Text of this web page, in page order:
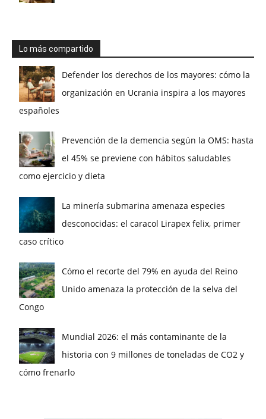
Lo más compartido
Defender los derechos de los mayores: cómo la
organización en Ucrania inspira a los mayores
españoles
Prevención de la demencia según la OMS: hasta
el 45% se previene con hábitos saludables
como ejercicio y dieta
La minería submarina amenaza especies
desconocidas: el caracol Lirapex felix, primer
caso crítico
Cómo el recorte del 79% en ayuda del Reino
Unido amenaza la protección de la selva del
Congo
Mundial 2026: el más contaminante de la
historia con 9 millones de toneladas de CO2 y
cómo frenarlo